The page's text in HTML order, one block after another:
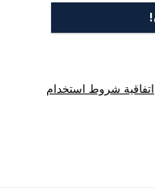
اتفاقية شروط استخدام